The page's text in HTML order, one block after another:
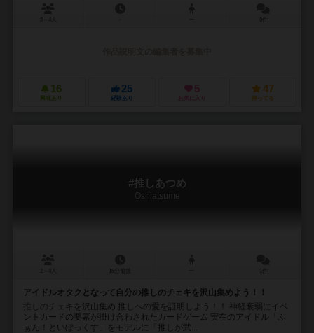
16
興味あり
25
経験あり
5
お気に入り
47
持ってる
#推しあつめ
Oshiatsume
アイドルオタクとなって自分の推しのチェキを沢山集めよう！！
推しのチェキを沢山集め 推しへの愛を証明しよう！！ 神経衰弱にイベ
ントカードの要素が掛け合わされたカードゲーム 実在のアイドル「ふ
ぁん！といぼっくす」をモデルに「推しが武...